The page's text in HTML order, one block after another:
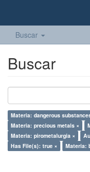
Buscar
Buscar
Materia: dangerous
Materia: precious metals ×
Materia: pirometalurgia ×
Has File(s): true ×
Materia: